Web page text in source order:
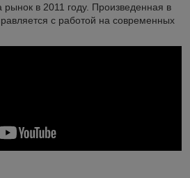
в 2011 году. Произведенная в
с работой на современных